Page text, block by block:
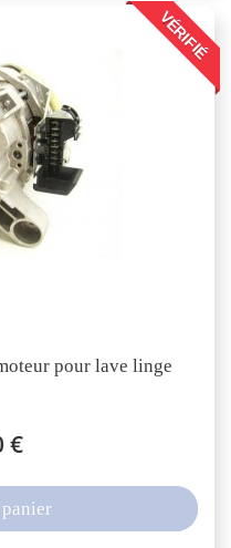
VÉRIFIÉ
pour lave linge
€